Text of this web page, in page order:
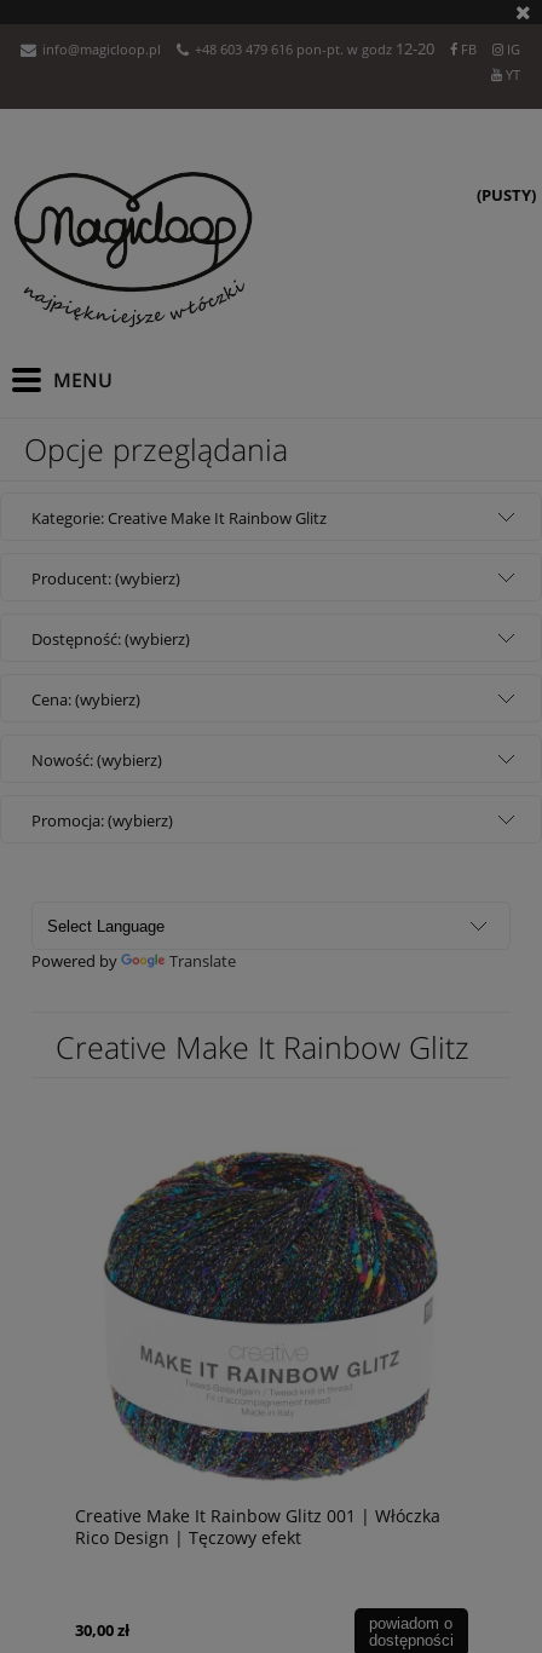
info@magicloop.pl +48 603 479 616 pon-pt. w godz 12-20 FB
IG
YT
(PUSTY)
Opcje przeglądania
Kategorie: Creative Make It Rainbow Glitz
Producent: (wybierz)
Dostępność: (wybierz)
Cena: (wybierz)
Nowość: (wybierz)
Promocja: (wybierz)
Powered by Translate
Creative Make It Rainbow Glitz
Creative Make It Rainbow Glitz 001 | Włóczka
Rico Design | Tęczowy efekt
30,00 zł
powiadom o
dostępności